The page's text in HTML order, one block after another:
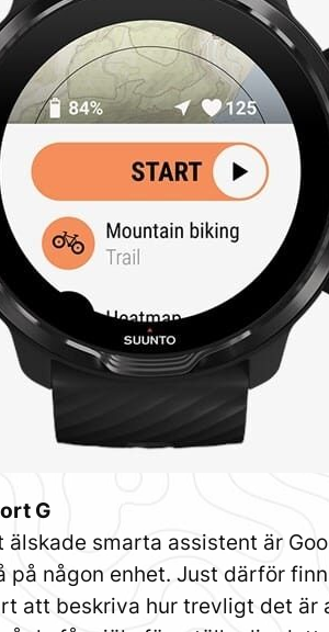
G
älskade smarta assistent är
på någon enhet. Just därför
att beskriva hur trevligt det